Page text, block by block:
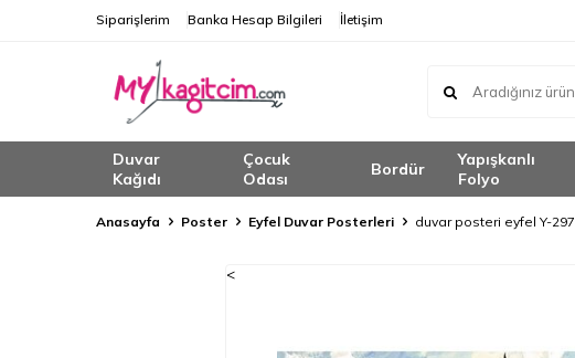
Siparişlerim Banka Hesap Bilgileri İletişim
Duvar
Kağıdı
Çocuk
Odası
Bordür
Yapışkanlı
Folyo
Anasayfa Poster Eyfel Duvar Posterleri duvar posteri eyfel Y-297
<